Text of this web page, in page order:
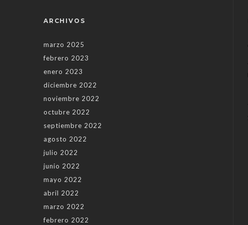
ARCHIVOS
marzo 2025
febrero 2023
enero 2023
diciembre 2022
noviembre 2022
octubre 2022
septiembre 2022
agosto 2022
julio 2022
junio 2022
mayo 2022
abril 2022
marzo 2022
febrero 2022